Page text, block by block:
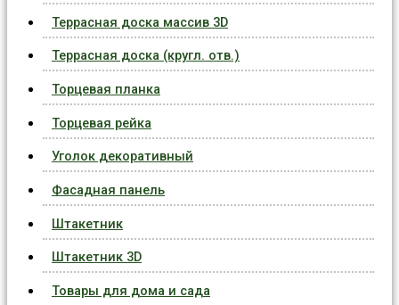
Террасная доска массив 3D
Террасная доска (кругл. отв.)
Торцевая планка
Торцевая рейка
Уголок декоративный
Фасадная панель
Штакетник
Штакетник 3D
Товары для дома и сада